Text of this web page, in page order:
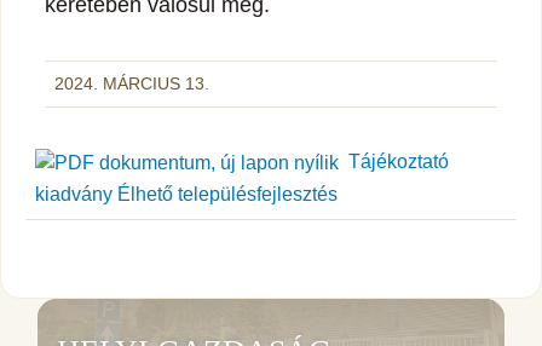
2024. MÁRCIUS 13.
Tájékoztató
kiadvány Élhető településfejlesztés